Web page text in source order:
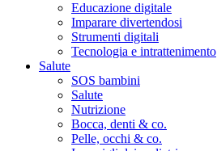
Educazione digitale
Imparare divertendosi
Strumenti digitali
Tecnologia e intrattenimento
Salute
SOS bambini
Salute
Nutrizione
Bocca, denti & co.
Pelle, occhi & co.